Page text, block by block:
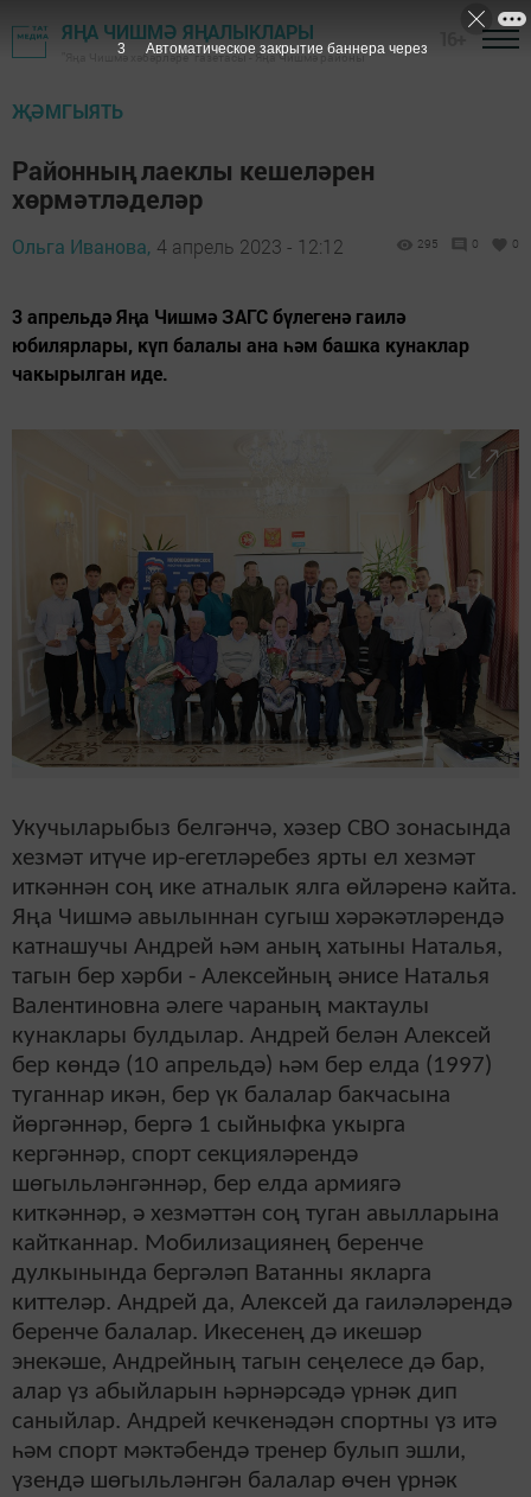
ЯҢА ЧИШМӘ ЯҢАЛЫКЛАРЫ
"Яңа Чишмә хәбәрләре" газетасы - Яңа Чишмә районы
ҖӘМГЫЯТЬ
Районның лаеклы кешеләрен
хөрмәтләделәр
Ольга Иванова, 4 апрель 2023 - 12:12 295 0 0
3 апрельдә Яңа Чишмә ЗАГС бүлегенә гаилә
юбилярлары, күп балалы ана һәм башка кунаклар
чакырылган иде.
Укучыларыбыз белгәнчә, хәзер СВО зонасында
хезмәт итүче ир-егетләребез ярты ел хезмәт
иткәннән соң ике атналык ялга өйләренә кайта.
Яңа Чишмә авылыннан сугыш хәрәкәтләрендә
катнашучы Андрей һәм аның хатыны Наталья,
тагын бер хәрби - Алексейның әнисе Наталья
Валентиновна әлеге чараның мактаулы
кунаклары булдылар. Андрей белән Алексей
бер көндә (10 апрельдә) һәм бер елда (1997)
туганнар икән, бер үк балалар бакчасына
йөргәннәр, бергә 1 сыйныфка укырга
кергәннәр, спорт секцияләрендә
шөгыльләнгәннәр, бер елда армиягә
киткәннәр, ә хезмәттән соң туган авылларына
кайтканнар. Мобилизациянең беренче
дулкынында бергәләп Ватанны якларга
киттеләр. Андрей да, Алексей да гаиләләрендә
беренче балалар. Икесенең дә икешәр
энекәше, Андрейның тагын сеңелесе дә бар,
алар үз абыйларын һәрнәрсәдә үрнәк дип
саныйлар. Андрей кечкенәдән спортны үз итә
һәм спорт мәктәбендә тренер булып эшли,
үзендә шөгыльләнгән балалар өчен үрнәк
1 Автоматическое закрытие баннера через